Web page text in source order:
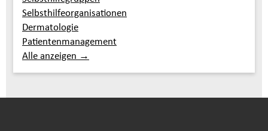
Selbsthilfeorganisationen
Dermatologie
Patientenmanagement
Alle anzeigen →